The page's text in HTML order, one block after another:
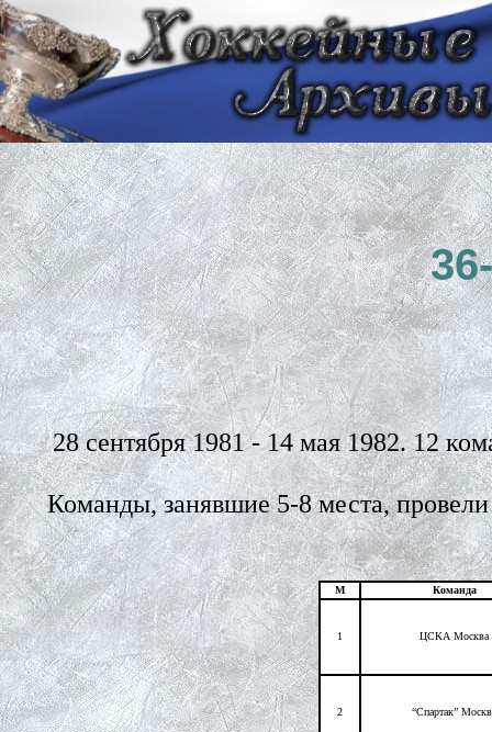
28 сентября 1981 - 14 мая 1982. 12
Команды, занявшие 5-8 места,
М Команда
1 ЦСКА Москва
2 “Спартак”